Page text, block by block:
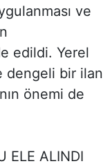
ve
edildi. Yerel
dengeli bir ilan
önemi de
ELE ALINDI